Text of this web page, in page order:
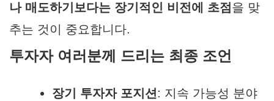
나 매도하기보다는 장기적인 비전에 초점을 맞
추는 것이 중요합니다.
투자자 여러분께 드리는 최종 조언
장기 투자자 포지션 : 지속 가능성 분야